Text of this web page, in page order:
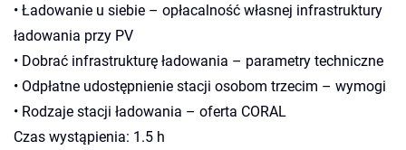
• Ładowanie u siebie – opłacalność własnej infrastruktury
ładowania przy PV
• Dobrać infrastrukturę ładowania – parametry techniczne
• Odpłatne udostępnienie stacji osobom trzecim – wymogi
• Rodzaje stacji ładowania – oferta CORAL
Czas wystąpienia: 1.5 h